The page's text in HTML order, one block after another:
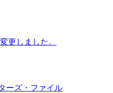
更しました。
ーズ・ファイル